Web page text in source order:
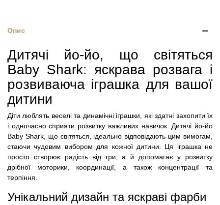
Опис
Дитячі йо-йо, що світяться
Baby Shark: яскрава розвага і
розвиваюча іграшка для вашої
дитини
Діти люблять веселі та динамічні іграшки, які здатні захопити їх
і одночасно сприяти розвитку важливих навичок. Дитячі йо-йо
Baby Shark, що світяться, ідеально відповідають цим вимогам,
стаючи чудовим вибором для кожної дитини. Ця іграшка не
просто створює радість від гри, а й допомагає у розвитку
дрібної моторики, координації, а також концентрації та
терпіння.
Унікальний дизайн та яскраві фарби